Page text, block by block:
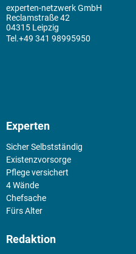
experten-netzwerk GmbH
Reclamstraße 42
04315 Leipzig
+49 341 98995950
Experten
Sicher Selbstständig
Existenz­vorsorge
Pflege versichert
4 Wände
Chefsache
Fürs Alter
Redaktion